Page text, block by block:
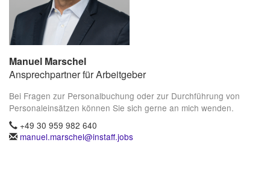
Manuel Marschel
Ansprechpartner für Arbeitgeber
Bei Fragen zur Personalbuchung oder zur Durchführung von
Personaleinsätzen können Sie sich gerne an mich wenden.
+49 30 959 982 640
manuel.marschel@instaff.jobs